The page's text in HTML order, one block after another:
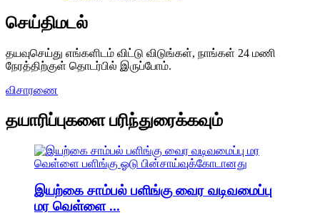
செய்திமடல்
தயவுசெய்து எங்களிடம் விட்டு விடுங்கள், நாங்கள் 24 மணி
நேரத்திற்குள் தொடர்பில் இருப்போம்.
விசாரணை
தயாரிப்புகளை பரிந்துரைக்கவும்
இயற்கை சாம்பல் பளிங்கு வைர வடிவமைப்பு
மர வெள்ளை ...